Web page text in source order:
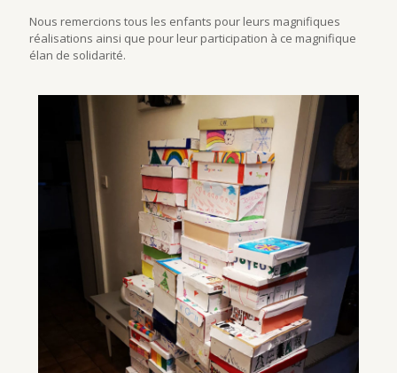
Nous remercions tous les enfants pour leurs magnifiques
réalisations ainsi que pour leur participation à ce magnifique
élan de solidarité.